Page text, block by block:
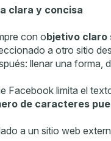
clara y concisa
con objetivo claro
a otro sitio
llenar una forma,
Facebook limita el
de caracteres
a un sitio web